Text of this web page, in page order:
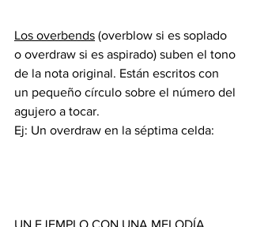
Los overbends (overblow si es soplado
o overdraw si es aspirado) suben el tono
de la nota original. Están escritos con
un pequeño círculo sobre el número del
agujero a tocar.
Ej: Un overdraw en la séptima celda:
UN EJEMPLO CON UNA MELODÍA